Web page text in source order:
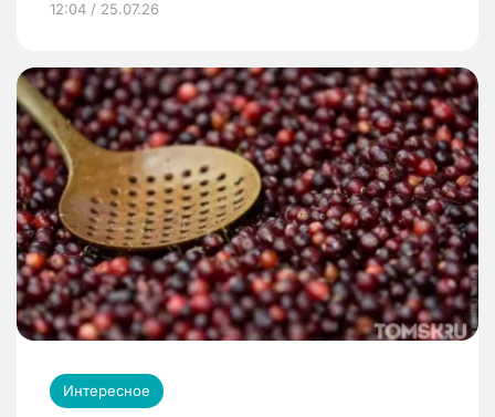
12:04 / 25.07.26
Интересное